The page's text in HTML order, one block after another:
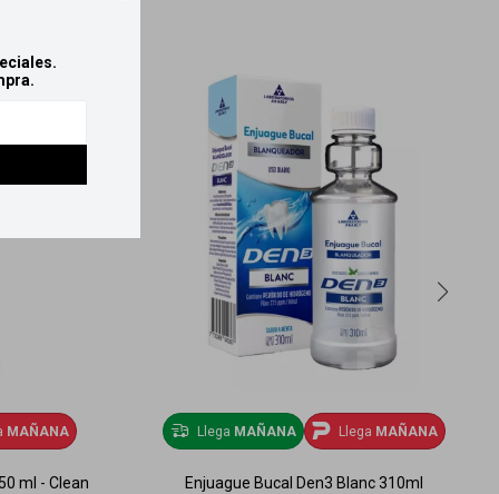
MAÑANA
ml - Clean
Llega MAÑANA Llega MAÑANA
Enjuague Bucal Den3 Blanc 310ml